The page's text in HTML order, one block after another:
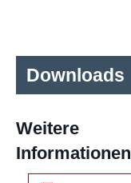
Downloads
Weitere
Informationen